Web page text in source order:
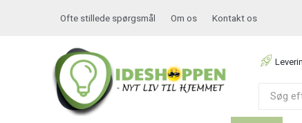
Ofte stillede spørgsmål Om os Kontakt os